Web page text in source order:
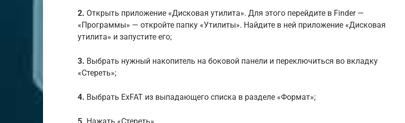
2. Открыть приложение «Дисковая утилита». Для этого перейдите в Finder —
«Программы» — откройте папку «Утилиты». Найдите в ней приложение «Дисковая
утилита» и запустите его;
3. Выбрать нужный накопитель на боковой панели и переключиться во вкладку
«Стереть»;
4. Выбрать ExFAT из выпадающего списка в разделе «Формат»;
5. Нажать «Стереть».